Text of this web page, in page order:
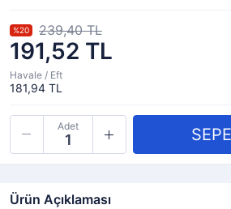
191,52 TL
%20 239,40 TL
Havale / Eft
181,94 TL
Adet
Ürün Açıklaması